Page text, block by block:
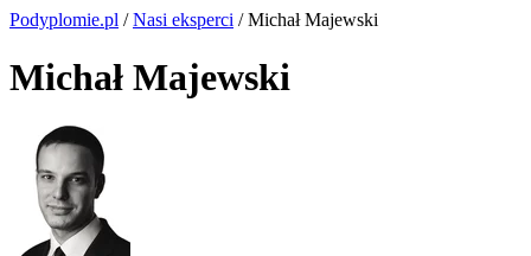
Podyplomie.pl /Nasi eksperci / Michał Majewski
Michał Majewski